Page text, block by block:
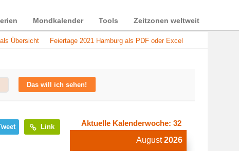
Mondkalender Tools Zeitzonen weltweit
Übersicht Feiertage 2021 Hamburg als PDF oder Excel
Das will ich sehen!
Link
Aktuelle Kalenderwoche: 32
August2026